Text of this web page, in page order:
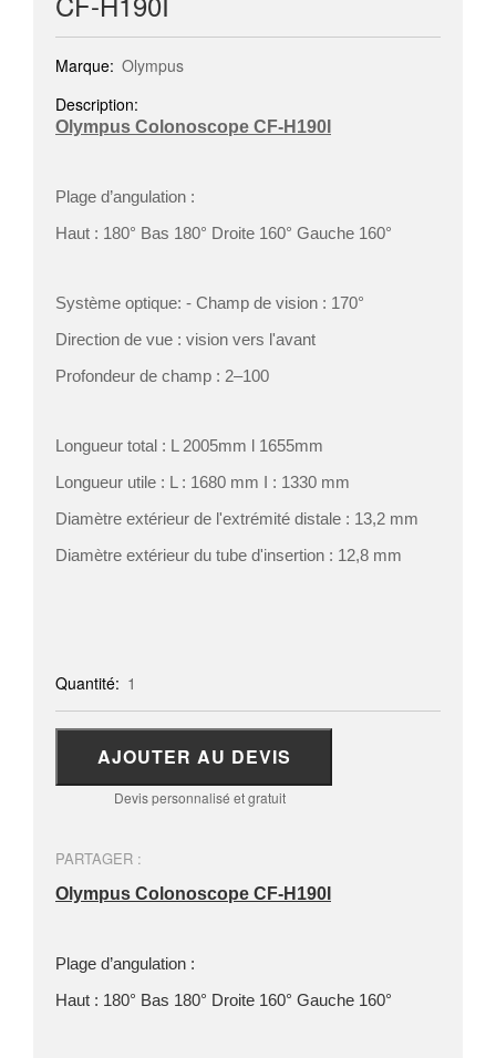
Marque: Olympus
Description:
Olympus Colonoscope CF-H190I
Plage d’angulation :
Haut : 180° Bas 180° Droite 160° Gauche 160°
Système optique: - Champ de vision : 170°
Direction de vue : vision vers l'avant
Profondeur de champ : 2–100
Longueur total : L 2005mm l 1655mm
Longueur utile : L : 1680 mm I : 1330 mm
Diamètre extérieur de l'extrémité distale : 13,2 mm
Diamètre extérieur du tube d'insertion : 12,8 mm
Quantité: 1
AJOUTER AU DEVIS
Devis personnalisé et gratuit
PARTAGER :
Olympus Colonoscope CF-H190I
Plage d’angulation :
Haut : 180° Bas 180° Droite 160° Gauche 160°